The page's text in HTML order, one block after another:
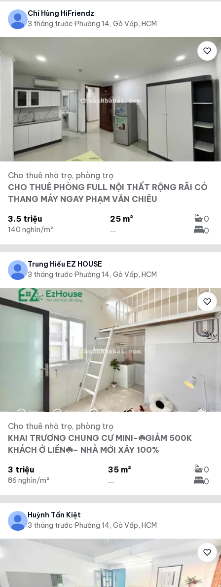
Chí Hùng HiFriendz
3 tháng trước·Phường 14, Gò Vấp, HCM
Cho thuê nhà trọ, phòng trọ
CHO THUÊ PHÒNG FULL NỘI THẤT RỘNG RÃI CÓ
THANG MÁY NGAY PHẠM VĂN CHIÊU
3.5 triệu
140 nghìn/m²
25 m²
...
0
0
Trung Hiếu EZ HOUSE
3 tháng trước·Phường 14, Gò Vấp, HCM
Cho thuê nhà trọ, phòng trọ
KHAI TRƯƠNG CHUNG CƯ MINI-☘️GIẢM 500K
KHÁCH Ở LIỀN☘️– NHÀ MỚI XÂY 100%
3 triệu
86 nghìn/m²
35 m²
...
0
0
Huỳnh Tấn Kiệt
3 tháng trước·Phường 14, Gò Vấp, HCM